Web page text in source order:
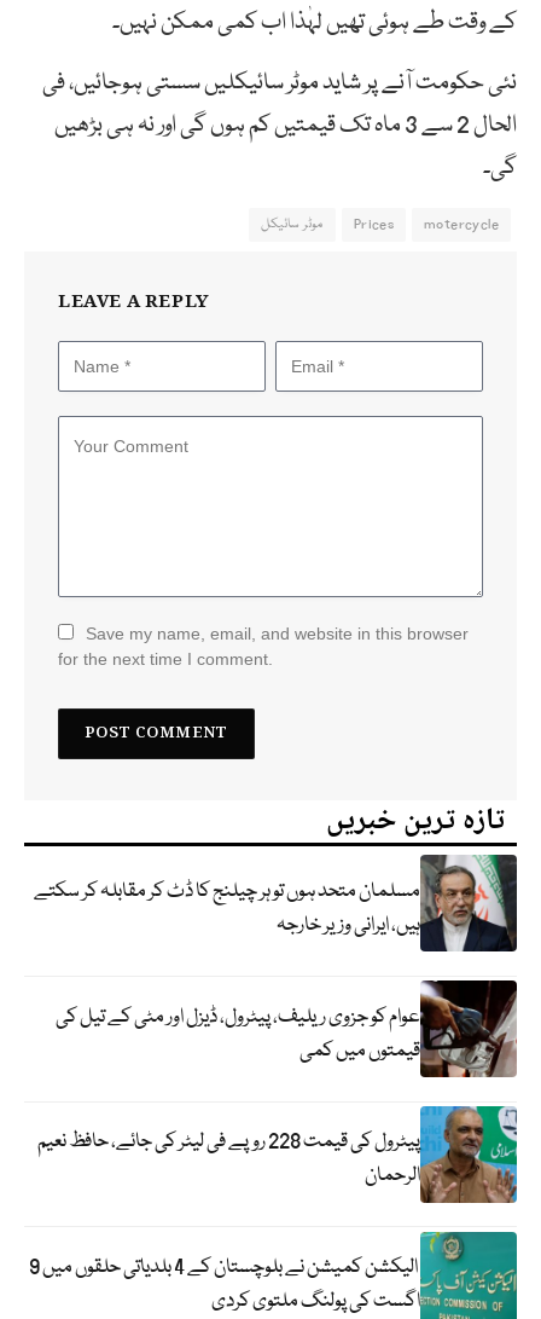
کے وقت طے ہوئی تھیں لہٰذا اب کمی ممکن نہیں۔
نئی حکومت آنے پر شاید موٹر سائیکلیں سستی ہوجائیں، فی
الحال 2 سے 3 ماہ تک قیمتیں کم ہوں گی اور نہ ہی بڑھیں
گی۔
motercycle
Prices موٹر سائیکل
LEAVE A REPLY
Save my name, email, and website in this browser
for the next time I comment.
تازہ ترین خبریں
مسلمان متحد ہوں تو ہر چیلنج کا ڈٹ کر مقابلہ کر سکتے
ہیں، ایرانی وزیر خارجہ
عوام کو جزوی ریلیف، پیٹرول، ڈیزل اور مٹی کے تیل کی
قیمتوں میں کمی
پیٹرول کی قیمت 228 روپے فی لیٹر کی جائے، حافظ نعیم
الرحمان
الیکشن کمیشن نے بلوچستان کے 4 بلدیاتی حلقوں میں 9
اگست کی پولنگ ملتوی کردی